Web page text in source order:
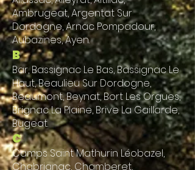
Ambrugeat, Argentat Sur
Dordogne, Arnac Pompadour,
Aubazines, Ayen.
B
Bar, Bassignac Le Bas, Bassignac Le
Haut, Beaulieu Sur Dordogne,
Beaumont, Beynat, Bort Les Orgues,
Brignac La Plaine, Brive La Gaillarde,
Bugeat.
C
Camps Saint Mathurin Léobazel,
Chabrignac, Chamberet,